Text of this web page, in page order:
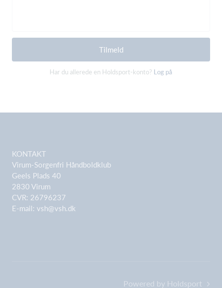
Tilmeld
Har du allerede en Holdsport-konto? Log på
KONTAKT
Virum-Sorgenfri Håndboldklub
Geels Plads 40
2830 Virum
CVR: 26796237
E-mail: vsh@vsh.dk
Powered by Holdsport